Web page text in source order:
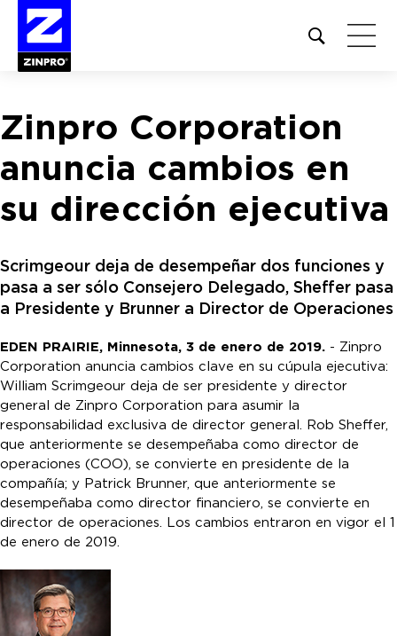
Open
site
Buscar:
Zinpro Corporation
anuncia cambios en
su dirección ejecutiva
Scrimgeour deja de desempeñar dos funciones y
pasa a ser sólo Consejero Delegado, Sheffer pasa
a Presidente y Brunner a Director de Operaciones
EDEN PRAIRIE, Minnesota, 3 de enero de 2019. - Zinpro
Corporation anuncia cambios clave en su cúpula ejecutiva:
William Scrimgeour deja de ser presidente y director
general de Zinpro Corporation para asumir la
responsabilidad exclusiva de director general. Rob Sheffer,
que anteriormente se desempeñaba como director de
operaciones (COO), se convierte en presidente de la
compañía; y Patrick Brunner, que anteriormente se
desempeñaba como director financiero, se convierte en
director de operaciones. Los cambios entraron en vigor el 1
de enero de 2019.